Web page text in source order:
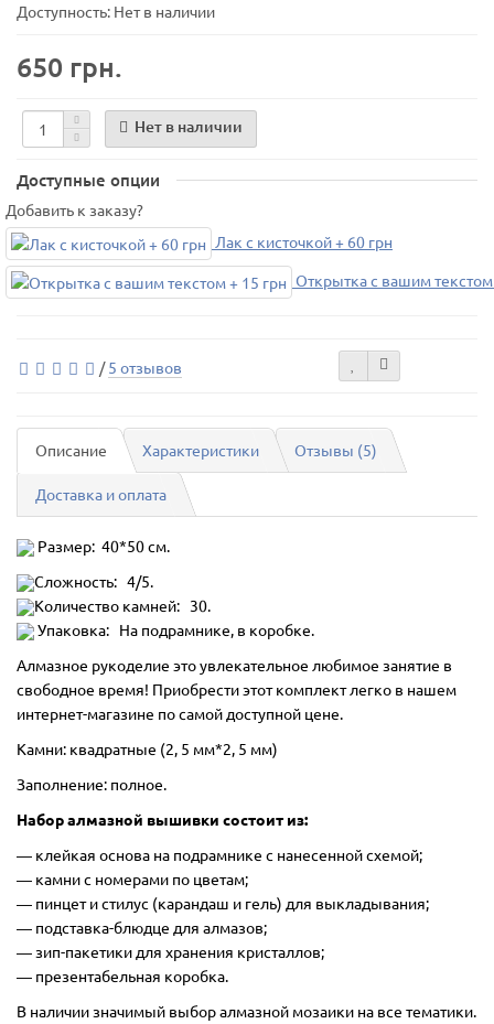
Доступность: Нет в наличии
650 грн.
Нет в наличии
Доступные опции
Добавить к заказу?
Лак с кисточкой + 60 грн
Открытка с вашим текстом
/5 отзывов
Описание Характеристики Отзывы (5)
Доставка и оплата
Размер: 40*50 см.
Сложность: 4/5.
Количество камней: 30.
Упаковка: На подрамнике, в коробке.
Алмазное рукоделие это увлекательное любимое занятие в
свободное время! Приобрести этот комплект легко в нашем
интернет-магазине по самой доступной цене.
Камни: квадратные (2, 5 мм*2, 5 мм)
Заполнение: полное.
Набор алмазной вышивки состоит из:
― клейкая основа на подрамнике с нанесенной схемой;
― камни с номерами по цветам;
― пинцет и стилус (карандаш и гель) для выкладывания;
― подставка-блюдце для алмазов;
― зип-пакетики для хранения кристаллов;
― презентабельная коробка.
В наличии значимый выбор алмазной мозаики на все тематики.